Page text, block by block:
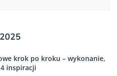
krok po kroku – wykonanie,
inspiracji